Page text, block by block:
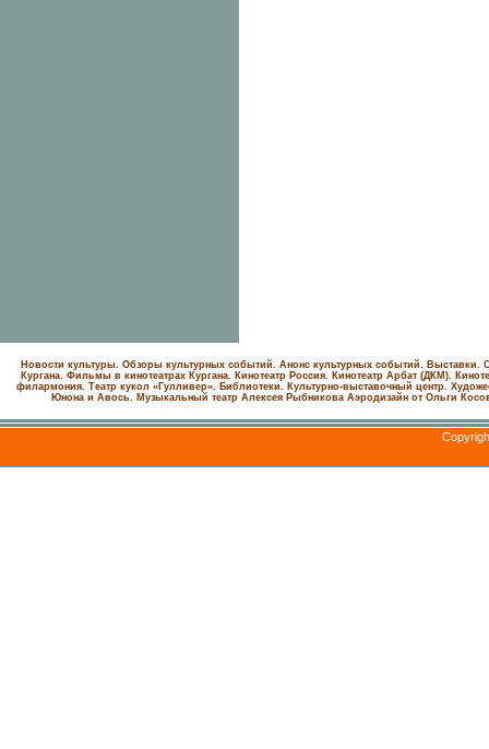
Новости культуры. Обзоры культурных событий. Анонс культурных событий. Выставки.
Кургана. Фильмы в кинотеатрах Кургана.
Кинотеатр Россия. Кинотеатр Арбат (ДКМ).
филармония. Театр кукол «Гулливер». Библиотеки. Культурно-выставочный центр.
Юнона и Авось. Музыкальный театр Алексея Рыбникова Аэродизайн от Ольги